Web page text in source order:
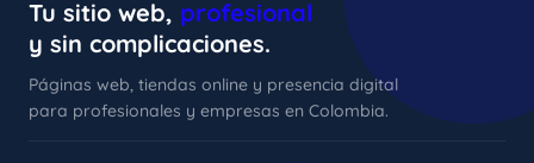
Tu sitio web, profesional
y sin complicaciones.
Páginas web, tiendas online y presencia digital
para profesionales y empresas en Colombia.
xImenA